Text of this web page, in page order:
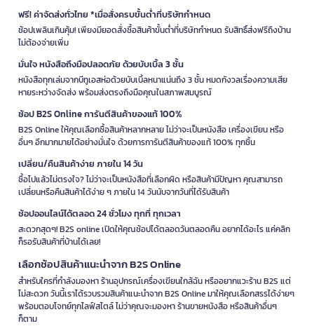
ฟรี! ค่าจัดส่งทั่วไทย *เมื่อสั่งครบขั้นต่ำที่บริษัทกำหนด
ช้อปเพลินเกินคุ้ม! เพียงมียอดสั่งซื้อสินค้าขั้นต่ำที่บริษัทกำหนด รับสิทธิ์ส่งฟรีถึงบ้าน
ไม่ต้องจ่ายเพิ่ม
มั่นใจ หนังสือถึงมือปลอดภัย ด้วยบับเบิ้ล 3 ชั้น
หนังสือทุกเล่มจากบีทูเอสห่อด้วยบับเบิ้ลหนาแน่นถึง 3 ชั้น หมดกังวลเรื่องความเสีย
หายระหว่างจัดส่ง พร้อมส่งตรงถึงมือคุณในสภาพสมบูรณ์
ช้อป B2S Online การันตีสินค้าของแท้ 100%
B2S Online ให้คุณเลือกซื้อสินค้าหลากหลาย ไม่ว่าจะเป็นหนังสือ เครื่องเขียน หรือ
อื่นๆ อีกมากมายได้อย่างมั่นใจ ด้วยการการันตีสินค้าของแท้ 100% ทุกชิ้น
เปลี่ยน/คืนสินค้าง่าย ภายใน 14 วัน
ซื้อไปแล้วไม่ตรงใจ? ไม่ว่าจะเป็นหนังสือที่เลือกผิด หรือสินค้ามีปัญหา คุณสามารถ
เปลี่ยนหรือคืนสินค้าได้ง่าย ๆ ภายใน 14 วันนับจากวันที่ได้รับสินค้า
ช้อปออนไลน์ได้ตลอด 24 ชั่วโมง ทุกที่ ทุกเวลา
สะดวกสุดๆ! B2S online เปิดให้คุณช้อปได้ตลอดวันตลอดคืน อยากได้อะไร แค่คลิก
ก็รอรับสินค้าที่บ้านได้เลย!
เลือกช้อปสินค้าแนะนำจาก B2S Online
สำหรับใครที่กำลังมองหา ร้านอุปกรณ์เครื่องเขียนใกล้ฉัน หรืออยากแวะร้าน B2S แต่
ไม่สะดวก วันนี้เราได้รวบรวมสินค้าแนะนำจาก B2S Online มาให้คุณเลือกสรรได้ง่ายๆ
พร้อมตอบโจทย์ทุกไลฟ์สไตล์ ไม่ว่าคุณจะมองหา ร้านขายหนังสือ หรือสินค้าอื่นๆ
ก็ตาม